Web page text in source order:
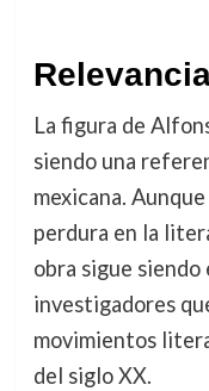
La figura de
siendo una
mexicana.
perdura en la
obra sigue siendo
investigadores
movimientos
del siglo XX.